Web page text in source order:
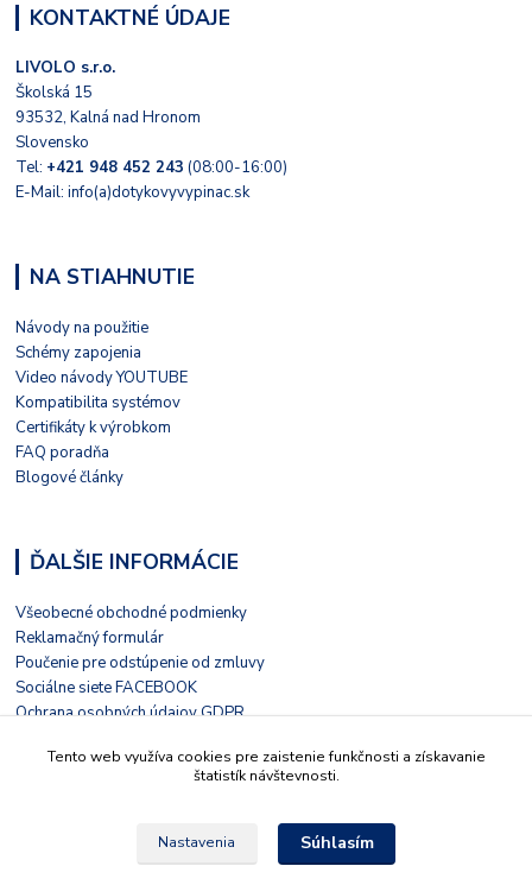
KONTAKTNÉ ÚDAJE
LIVOLO s.r.o.
Školská 15
93532, Kalná nad Hronom
Slovensko
Tel: +421 948 452 243 (08:00-16:00)
E-Mail: info(a)dotykovyvypinac.sk
NA STIAHNUTIE
Návody na použitie
Schémy zapojenia
Video návody YOUTUBE
Kompatibilita systémov
Certifikáty k výrobkom
FAQ poradňa
Blogové články
ĎALŠIE INFORMÁCIE
Všeobecné obchodné podmienky
Reklamačný formulár
Poučenie pre odstúpenie od zmluvy
Sociálne siete FACEBOOK
Ochrana osobných údajov GDPR
Kontaktný formulár
Tento web využíva cookies pre zaistenie funkčnosti a získavanie
štatistík návštevnosti.
Nastavenia Súhlasím